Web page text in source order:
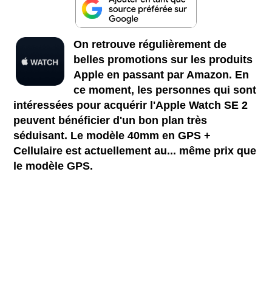
On retrouve régulièrement de
belles promotions sur les produits
Apple en passant par Amazon. En
ce moment, les personnes qui sont
intéressées pour acquérir l'Apple Watch SE 2
peuvent bénéficier d'un bon plan très
séduisant. Le modèle 40mm en GPS +
Cellulaire est actuellement au... même prix que
le modèle GPS.